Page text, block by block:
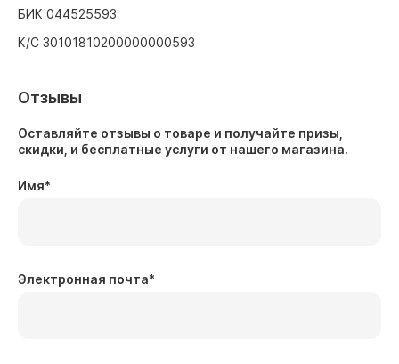
БИК 044525593
К/С 30101810200000000593
Отзывы
Оставляйте отзывы о товаре и получайте призы,
скидки, и бесплатные услуги от нашего магазина.
Имя*
Электронная почта*